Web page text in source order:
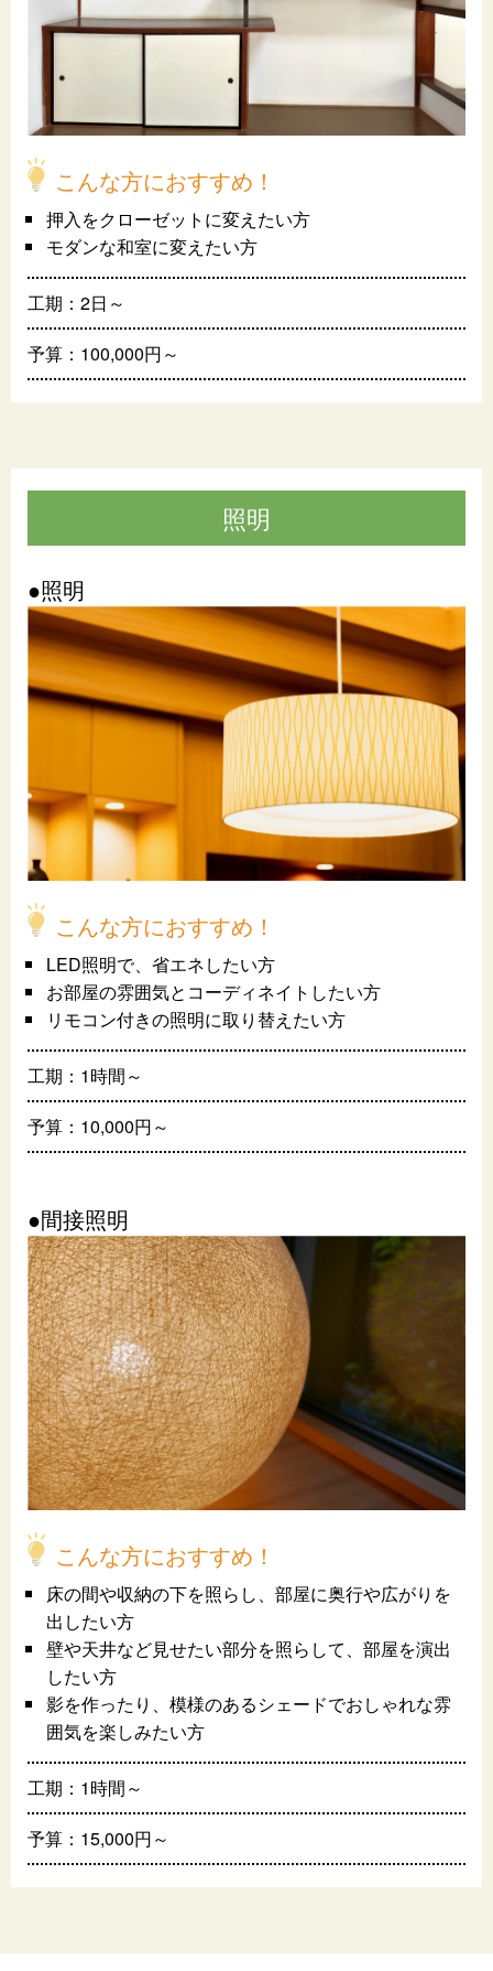
こんな方におすすめ！
押入をクローゼットに変えたい方
モダンな和室に変えたい方
工期：2日～
予算：100,000円～
照明
●照明
こんな方におすすめ！
LED照明で、省エネしたい方
お部屋の雰囲気とコーディネイトしたい方
リモコン付きの照明に取り替えたい方
工期：1時間～
予算：10,000円～
●間接照明
こんな方におすすめ！
床の間や収納の下を照らし、部屋に奥行や広がりを
出したい方
壁や天井など見せたい部分を照らして、部屋を演出
したい方
影を作ったり、模様のあるシェードでおしゃれな雰
囲気を楽しみたい方
工期：1時間～
予算：15,000円～